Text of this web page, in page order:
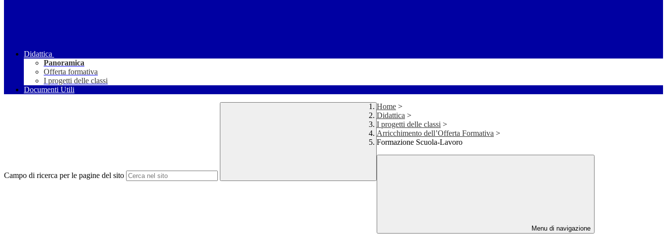
Didattica
Panoramica
Offerta formativa
I progetti delle classi
Documenti Utili
Campo di ricerca per le pagine del sito
Home >
Didattica >
I progetti delle classi >
Arricchimento dell’Offerta Formativa >
Formazione Scuola-Lavoro
Menu di navigazione